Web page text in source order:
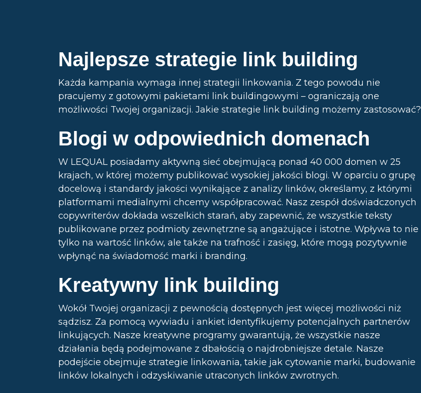
Najlepsze strategie link building
Każda kampania wymaga innej strategii linkowania. Z tego powodu nie
pracujemy z gotowymi pakietami link buildingowymi – ograniczają one
możliwości Twojej organizacji. Jakie strategie link building możemy zastosować?
Blogi w odpowiednich domenach
W LEQUAL posiadamy aktywną sieć obejmującą ponad 40 000 domen w 25
krajach, w której możemy publikować wysokiej jakości blogi. W oparciu o grupę
docelową i standardy jakości wynikające z analizy linków, określamy, z którymi
platformami medialnymi chcemy współpracować. Nasz zespół doświadczonych
copywriterów dokłada wszelkich starań, aby zapewnić, że wszystkie teksty
publikowane przez podmioty zewnętrzne są angażujące i istotne. Wpływa to nie
tylko na wartość linków, ale także na trafność i zasięg, które mogą pozytywnie
wpłynąć na świadomość marki i branding.
Kreatywny link building
Wokół Twojej organizacji z pewnością dostępnych jest więcej możliwości niż
sądzisz. Za pomocą wywiadu i ankiet identyfikujemy potencjalnych partnerów
linkujących. Nasze kreatywne programy gwarantują, że wszystkie nasze
działania będą podejmowane z dbałością o najdrobniejsze detale. Nasze
podejście obejmuje strategie linkowania, takie jak cytowanie marki, budowanie
linków lokalnych i odzyskiwanie utraconych linków zwrotnych.